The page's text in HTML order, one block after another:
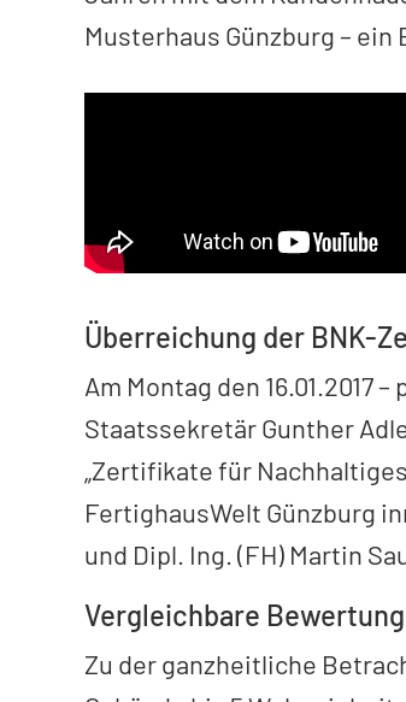
Musterhaus Günzburg –
Überreichung der BNK-
Am Montag den 16.01.2017
Staatssekretär Gunther
„Zertifikate für
FertighausWelt Günzburg
und Dipl. Ing. (FH) Martin
Vergleichbare
Zu der ganzheitliche